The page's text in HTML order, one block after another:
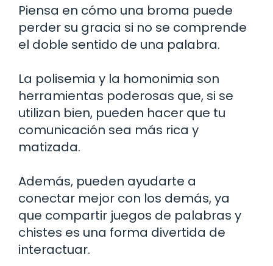
Piensa en cómo una broma puede
perder su gracia si no se comprende
el doble sentido de una palabra.
La polisemia y la homonimia son
herramientas poderosas que, si se
utilizan bien, pueden hacer que tu
comunicación sea más rica y
matizada.
Además, pueden ayudarte a
conectar mejor con los demás, ya
que compartir juegos de palabras y
chistes es una forma divertida de
interactuar.